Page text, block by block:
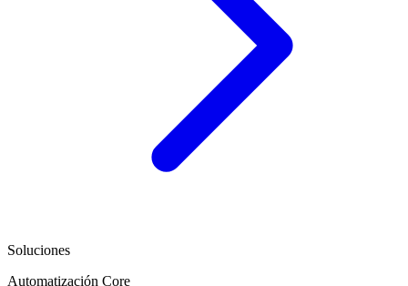
Soluciones
Automatización Core